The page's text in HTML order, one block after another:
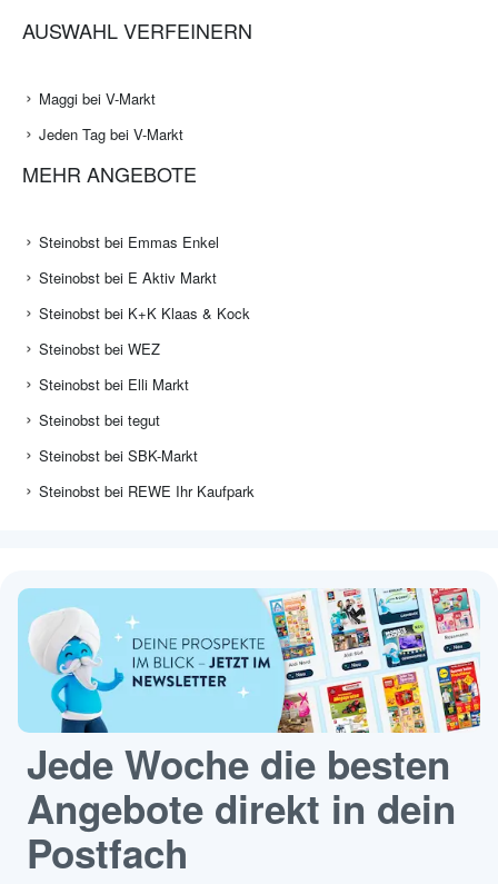
AUSWAHL VERFEINERN
Maggi bei V-Markt
Jeden Tag bei V-Markt
MEHR ANGEBOTE
Steinobst bei Emmas Enkel
Steinobst bei E Aktiv Markt
Steinobst bei K+K Klaas & Kock
Steinobst bei WEZ
Steinobst bei Elli Markt
Steinobst bei tegut
Steinobst bei SBK-Markt
Steinobst bei REWE Ihr Kaufpark
Jede Woche die besten
Angebote direkt in dein
Postfach